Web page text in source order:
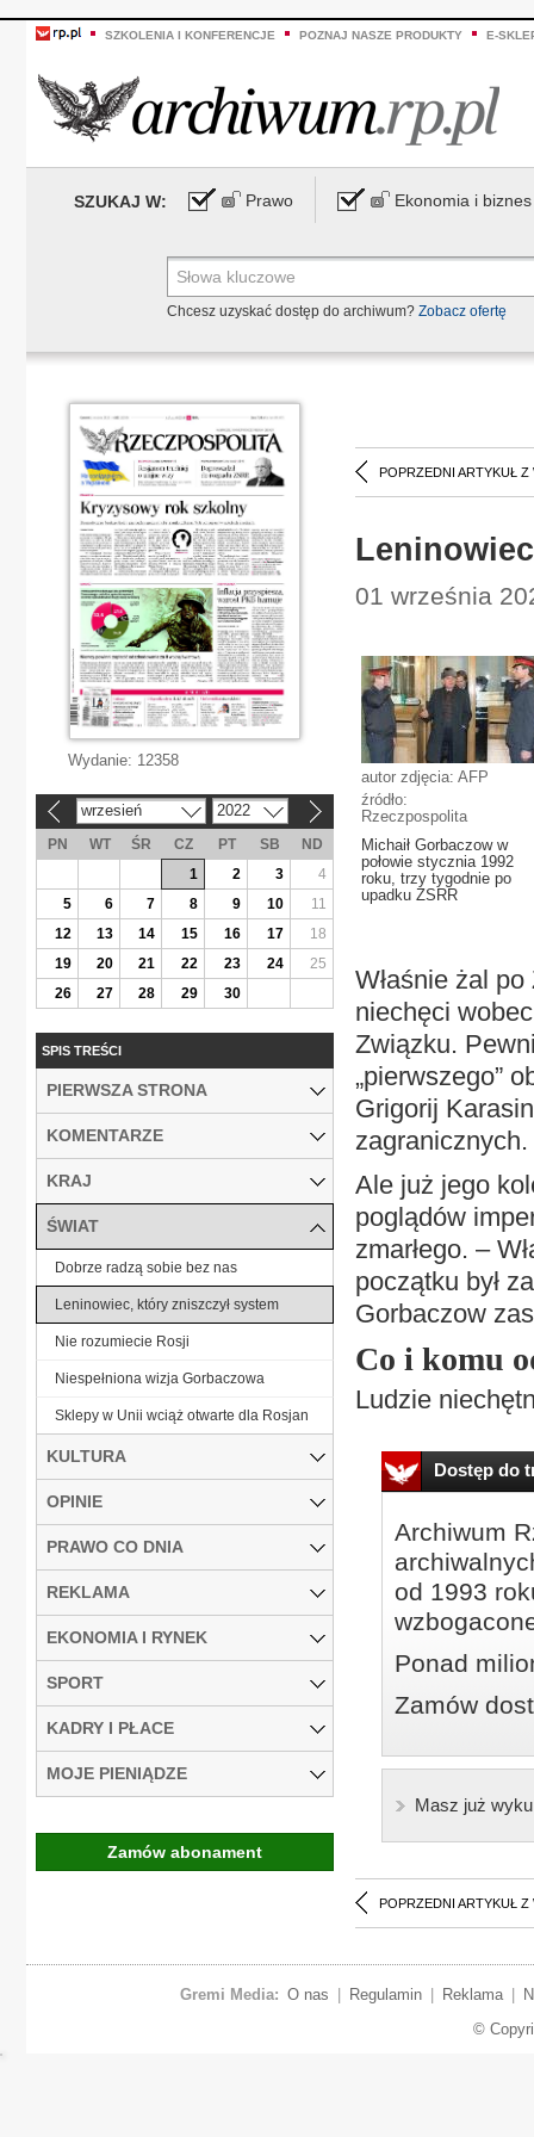
SZKOLENIA I KONFERENCJE POZNAJ NASZE PRODUKTY E-
SZUKAJ W: Prawo Ekonomia i biznes
Chcesz uzyskać dostęp do archiwum? Zobacz ofertę
POPRZEDNI ARTYKUŁ Z
01 września
autor zdjęcia: AFP
źródło:
Rzeczpospolita
Michaił Gorbaczow w
połowie stycznia 1992
roku, trzy tygodnie po
upadku ZSRR
Właśnie żal
niechęci
Związku.
„pierwszego”
Grigorij
zagranicznych.
Ale już jego
poglądów
zmarłego. –
początku był
Gorbaczow
Co i komu
Ludzie
Dostęp do
Archiwum
od 1993
Ponad
Zamów
Masz już
POPRZEDNI ARTYKUŁ Z
Wydanie: 12358
wrzesień 2022
PN WT ŚR CZ PT SB
ND
1
2 3
4
5
6 7 8 9 10
11
12
13 14 15 16 17
18
19
20 21 22 23 24
25
26
27 28 29 30
SPIS TREŚCI
PIERWSZA STRONA
KOMENTARZE
KRAJ
ŚWIAT
Dobrze radzą sobie bez nas
Leninowiec, który zniszczył system
Nie rozumiecie Rosji
Niespełniona wizja Gorbaczowa
Sklepy w Unii wciąż otwarte dla Rosjan
KULTURA
OPINIE
PRAWO CO DNIA
REKLAMA
EKONOMIA I RYNEK
SPORT
KADRY I PŁACE
MOJE PIENIĄDZE
Zamów abonament
Gremi Media: O nas Regulamin Reklama
©